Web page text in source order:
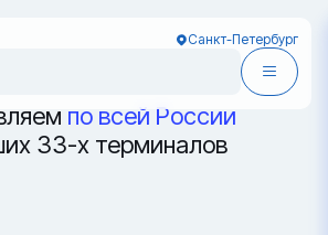
Санкт-Петербург
по всей России
33-х терминалов